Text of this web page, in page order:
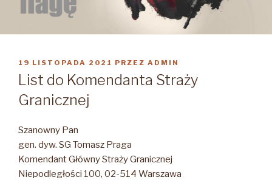
OPUBLIKOWANE
W
19 LISTOPADA 2021 PRZEZ ADMIN
List do Komendanta Straży
Granicznej
Szanowny Pan
gen. dyw. SG Tomasz Praga
Komendant Główny Straży Granicznej
Niepodległości 100, 02-514 Warszawa